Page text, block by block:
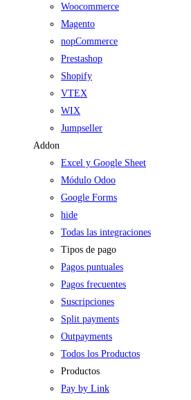
Woocommerce
Magento
nopCommerce
Prestashop
Shopify
VTEX
WIX
Jumpseller
Addon
Excel y Google Sheet
Módulo Odoo
Google Forms
hide
Todas las integraciones
Tipos de pago
Pagos puntuales
Pagos frecuentes
Suscripciones
Split payments
Outpayments
Todos los Productos
Productos
Pay by Link